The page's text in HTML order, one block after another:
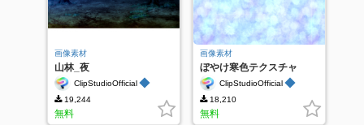
画像素材
山林_夜
ClipStudioOfficial ◆
19,244
無料
画像素材
ぼやけ寒色テクスチャ
_PA0009ClipStudioOfficial ◆
18,210
無料